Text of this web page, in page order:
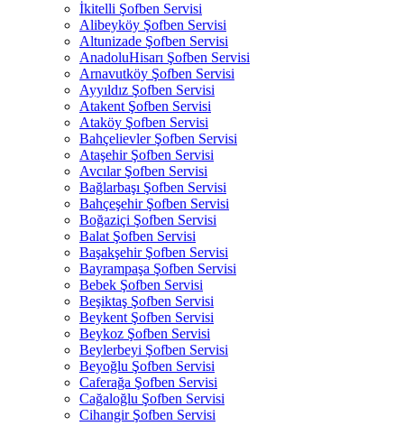
İkitelli Şofben Servisi
Alibeyköy Şofben Servisi
Altunizade Şofben Servisi
AnadoluHisarı Şofben Servisi
Arnavutköy Şofben Servisi
Ayyıldız Şofben Servisi
Atakent Şofben Servisi
Ataköy Şofben Servisi
Bahçelievler Şofben Servisi
Ataşehir Şofben Servisi
Avcılar Şofben Servisi
Bağlarbaşı Şofben Servisi
Bahçeşehir Şofben Servisi
Boğaziçi Şofben Servisi
Balat Şofben Servisi
Başakşehir Şofben Servisi
Bayrampaşa Şofben Servisi
Bebek Şofben Servisi
Beşiktaş Şofben Servisi
Beykent Şofben Servisi
Beykoz Şofben Servisi
Beylerbeyi Şofben Servisi
Beyoğlu Şofben Servisi
Caferağa Şofben Servisi
Cağaloğlu Şofben Servisi
Cihangir Şofben Servisi